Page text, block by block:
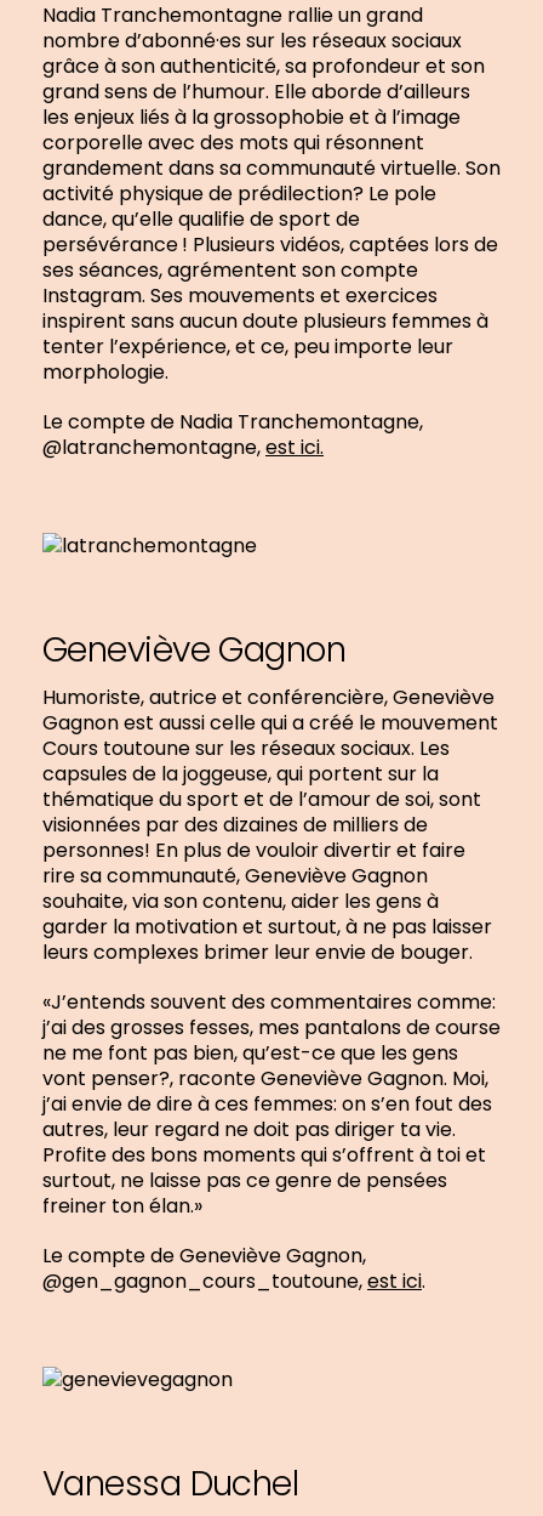
Nadia Tranchemontagne rallie un grand
nombre d’abonné·es sur les réseaux sociaux
grâce à son authenticité, sa profondeur et son
grand sens de l’humour. Elle aborde d’ailleurs
les enjeux liés à la grossophobie et à l’image
corporelle avec des mots qui résonnent
grandement dans sa communauté virtuelle. Son
activité physique de prédilection? Le pole
dance, qu’elle qualifie de sport de
persévérance ! Plusieurs vidéos, captées lors de
ses séances, agrémentent son compte
Instagram. Ses mouvements et exercices
inspirent sans aucun doute plusieurs femmes à
tenter l’expérience, et ce, peu importe leur
morphologie.
Le compte de Nadia Tranchemontagne,
@latranchemontagne,est ici.
Geneviève Gagnon
Humoriste, autrice et conférencière, Geneviève
Gagnon est aussi celle qui a créé le mouvement
Cours toutoune sur les réseaux sociaux. Les
capsules de la joggeuse, qui portent sur la
thématique du sport et de l’amour de soi, sont
visionnées par des dizaines de milliers de
personnes! En plus de vouloir divertir et faire
rire sa communauté, Geneviève Gagnon
souhaite, via son contenu, aider les gens à
garder la motivation et surtout, à ne pas laisser
leurs complexes brimer leur envie de bouger.
«J’entends souvent des commentaires comme:
j’ai des grosses fesses, mes pantalons de course
ne me font pas bien, qu’est-ce que les gens
vont penser?, raconte Geneviève Gagnon. Moi,
j’ai envie de dire à ces femmes: on s’en fout des
autres, leur regard ne doit pas diriger ta vie.
Profite des bons moments qui s’offrent à toi et
surtout, ne laisse pas ce genre de pensées
freiner ton élan.»
Le compte de Geneviève Gagnon,
@gen_gagnon_cours_toutoune,est ici.
Vanessa Duchel